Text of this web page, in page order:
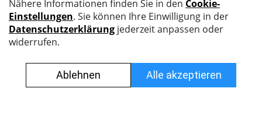
Nyffenegger Armaturen AG
Leutschenbachstrasse 38